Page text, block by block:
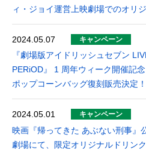
ィ・ジョイ運営上映劇場でのオリ
2024.05.07 キャンペーン
『劇場版アイドリッシュセブン
PERiOD』 1 周年ウィーク開催記
ポップコーンバッグ復刻販売決定！
2024.05.01 キャンペーン
映画『帰ってきた あぶない刑事』
劇場にて、限定オリジナルドリン